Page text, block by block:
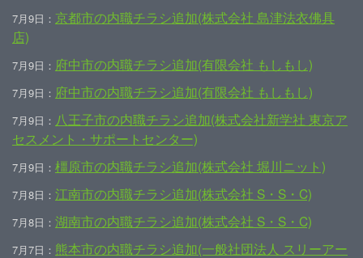
7月9日： 京都市の内職チラシ追加(株式会社 島津法衣佛具
店)
7月9日： 府中市の内職チラシ追加(有限会社 もしもし)
7月9日： 府中市の内職チラシ追加(有限会社 もしもし)
7月9日： 八王子市の内職チラシ追加(株式会社新学社 東京ア
セスメント・サポートセンター)
7月9日： 橿原市の内職チラシ追加(株式会社 堀川ニット)
7月8日： 江南市の内職チラシ追加(株式会社 S・S・C)
7月8日： 湖南市の内職チラシ追加(株式会社 S・S・C)
7月7日： 熊本市の内職チラシ追加(一般社団法人 スリーアー